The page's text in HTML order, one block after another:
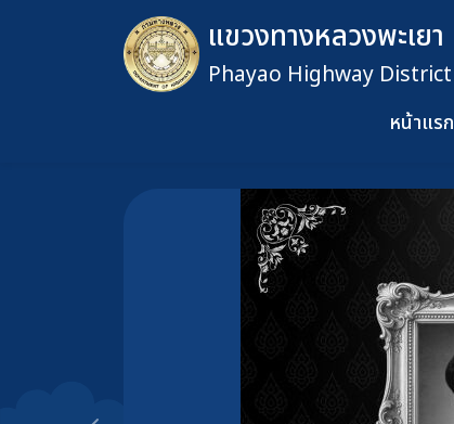
แขวงทางหลวงพะเยา
Phayao Highway District
หน้าแรก